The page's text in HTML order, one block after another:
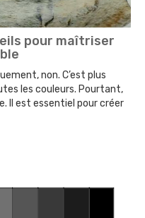
pour maîtriser
non. C’est plus
les couleurs. Pourtant,
Il est essentiel pour créer